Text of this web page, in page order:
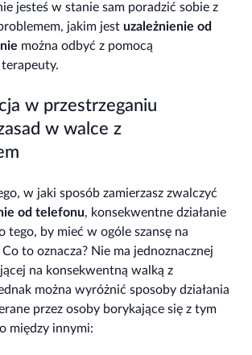
jesteś w stanie sam poradzić sobie z
jakim jest uzależnienie od
można odbyć z pomocą
w przestrzeganiu
w walce z
w jaki sposób zamierzasz zwalczyć
od telefonu, konsekwentne działanie
tego, by mieć w ogóle szansę na
to oznacza? Nie ma jednoznacznej
na konsekwentną walką z
można wyróżnić sposoby działania
przez osoby borykające się z tym
między innymi: